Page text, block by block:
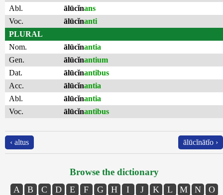
Abl.
ālūcĭnans
Voc.
ālūcĭnanti
PLURAL
Nom.
ālūcĭnantia
Gen.
ālūcĭnantium
Dat.
ālūcĭnantibus
Acc.
ālūcĭnantia
Abl.
ālūcĭnantia
Voc.
ālūcĭnantibus
‹ altus ālūcĭnātĭo ›
Browse the dictionary
A B C D E F G H I J K L M N
O